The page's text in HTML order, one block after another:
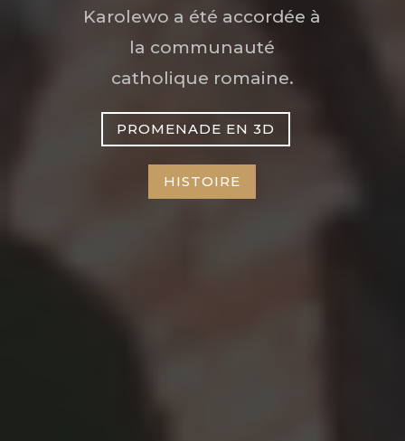
Karolewo a été accordée à
la communauté
catholique romaine.
PROMENADE EN 3D
HISTOIRE